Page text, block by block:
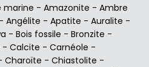
marine - Amazonite - Ambre
- Angélite - Apatite - Auralite -
- Bois fossile - Bronzite -
- Calcite - Carnéole -
Charoïte - Chiastolite -